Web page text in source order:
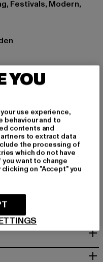
Festivals, Modern,
Polyester
GmbH |
| DE
YOU
use experience,
behaviour and to
contents and
to extract data
the processing of
which do not have
want to change
on "Accept" you